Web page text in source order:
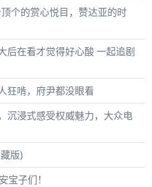
个的赏心悦目，赞达亚的时
后在看才觉得好心酸 一起追剧
狂啃，府尹都没眼看
沉浸式感受权威魅力，大众电
版)
宝子们！